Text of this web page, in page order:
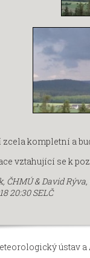
zcela kompletní a
vztahující se k
ČHMÚ& David
20:30 SELČ
ústav a